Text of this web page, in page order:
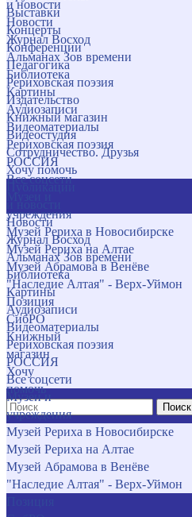
и новости
Новости
Журнал Восход
Альманах Зов времени
Библиотека
Картины
Аудиозаписи
Видеоматериалы
Рериховская поэзия
РОССИЯ
Все соцсети
учреждения
Музей Рериха в Новосибирске
Музей Рериха на Алтае
Музей Абрамова в Венёве
"Наследие Алтая" - Верх-Уймон
Позиция
СибРО
Книжный
магазин
Хочу
помочь
Поиск
Выставки
Концерты
Конференции
Педагогика
Рериховская поэзия
Издательство
Книжный магазин
Видеостудия
Сотрудничество. Друзья
Хочу помочь
Новости
Журнал Восход
Альманах Зов времени
Библиотека
Картины
Аудиозаписи
Видеоматериалы
Рериховская поэзия
РОССИЯ
Все соцсети
Музеи и
учреждения
Музей Рериха в Новосибирске
Музей Рериха на Алтае
Музей Абрамова в Венёве
"Наследие Алтая" - Верх-Уймон